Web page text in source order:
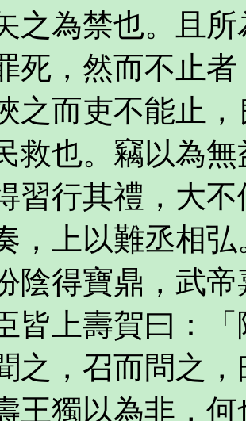
之為禁也。且
死，然而不止
之而吏不能止
救也。竊以為
習行其禮，大不
上以難丞相弘
得寶鼎，武帝
皆上壽賀曰：
之，召而問之
王獨以為非，